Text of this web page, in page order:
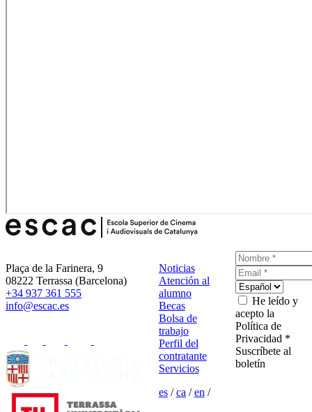
Plaça de la Farinera, 9
08222 Terrassa (Barcelona)
+34 937 361 555
info@escac.es
Noticias
Atención al
alumno
Becas
Bolsa de
trabajo
Perfil del
contratante
Servicios
es/ca /en /
He leído y
acepto la
Política de
Privacidad *
Suscríbete al
boletín